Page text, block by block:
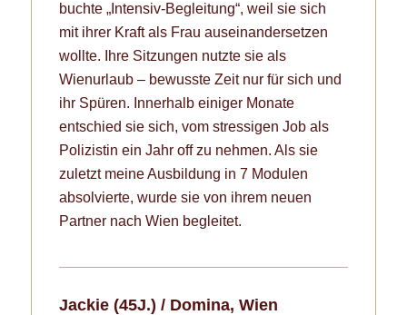
buchte „Intensiv-Begleitung“, weil sie sich
mit ihrer Kraft als Frau auseinandersetzen
wollte. Ihre Sitzungen nutzte sie als
Wienurlaub – bewusste Zeit nur für sich und
ihr Spüren. Innerhalb einiger Monate
entschied sie sich, vom stressigen Job als
Polizistin ein Jahr off zu nehmen. Als sie
zuletzt meine Ausbildung in 7 Modulen
absolvierte, wurde sie von ihrem neuen
Partner nach Wien begleitet.
Jackie (45J.) / Domina, Wien